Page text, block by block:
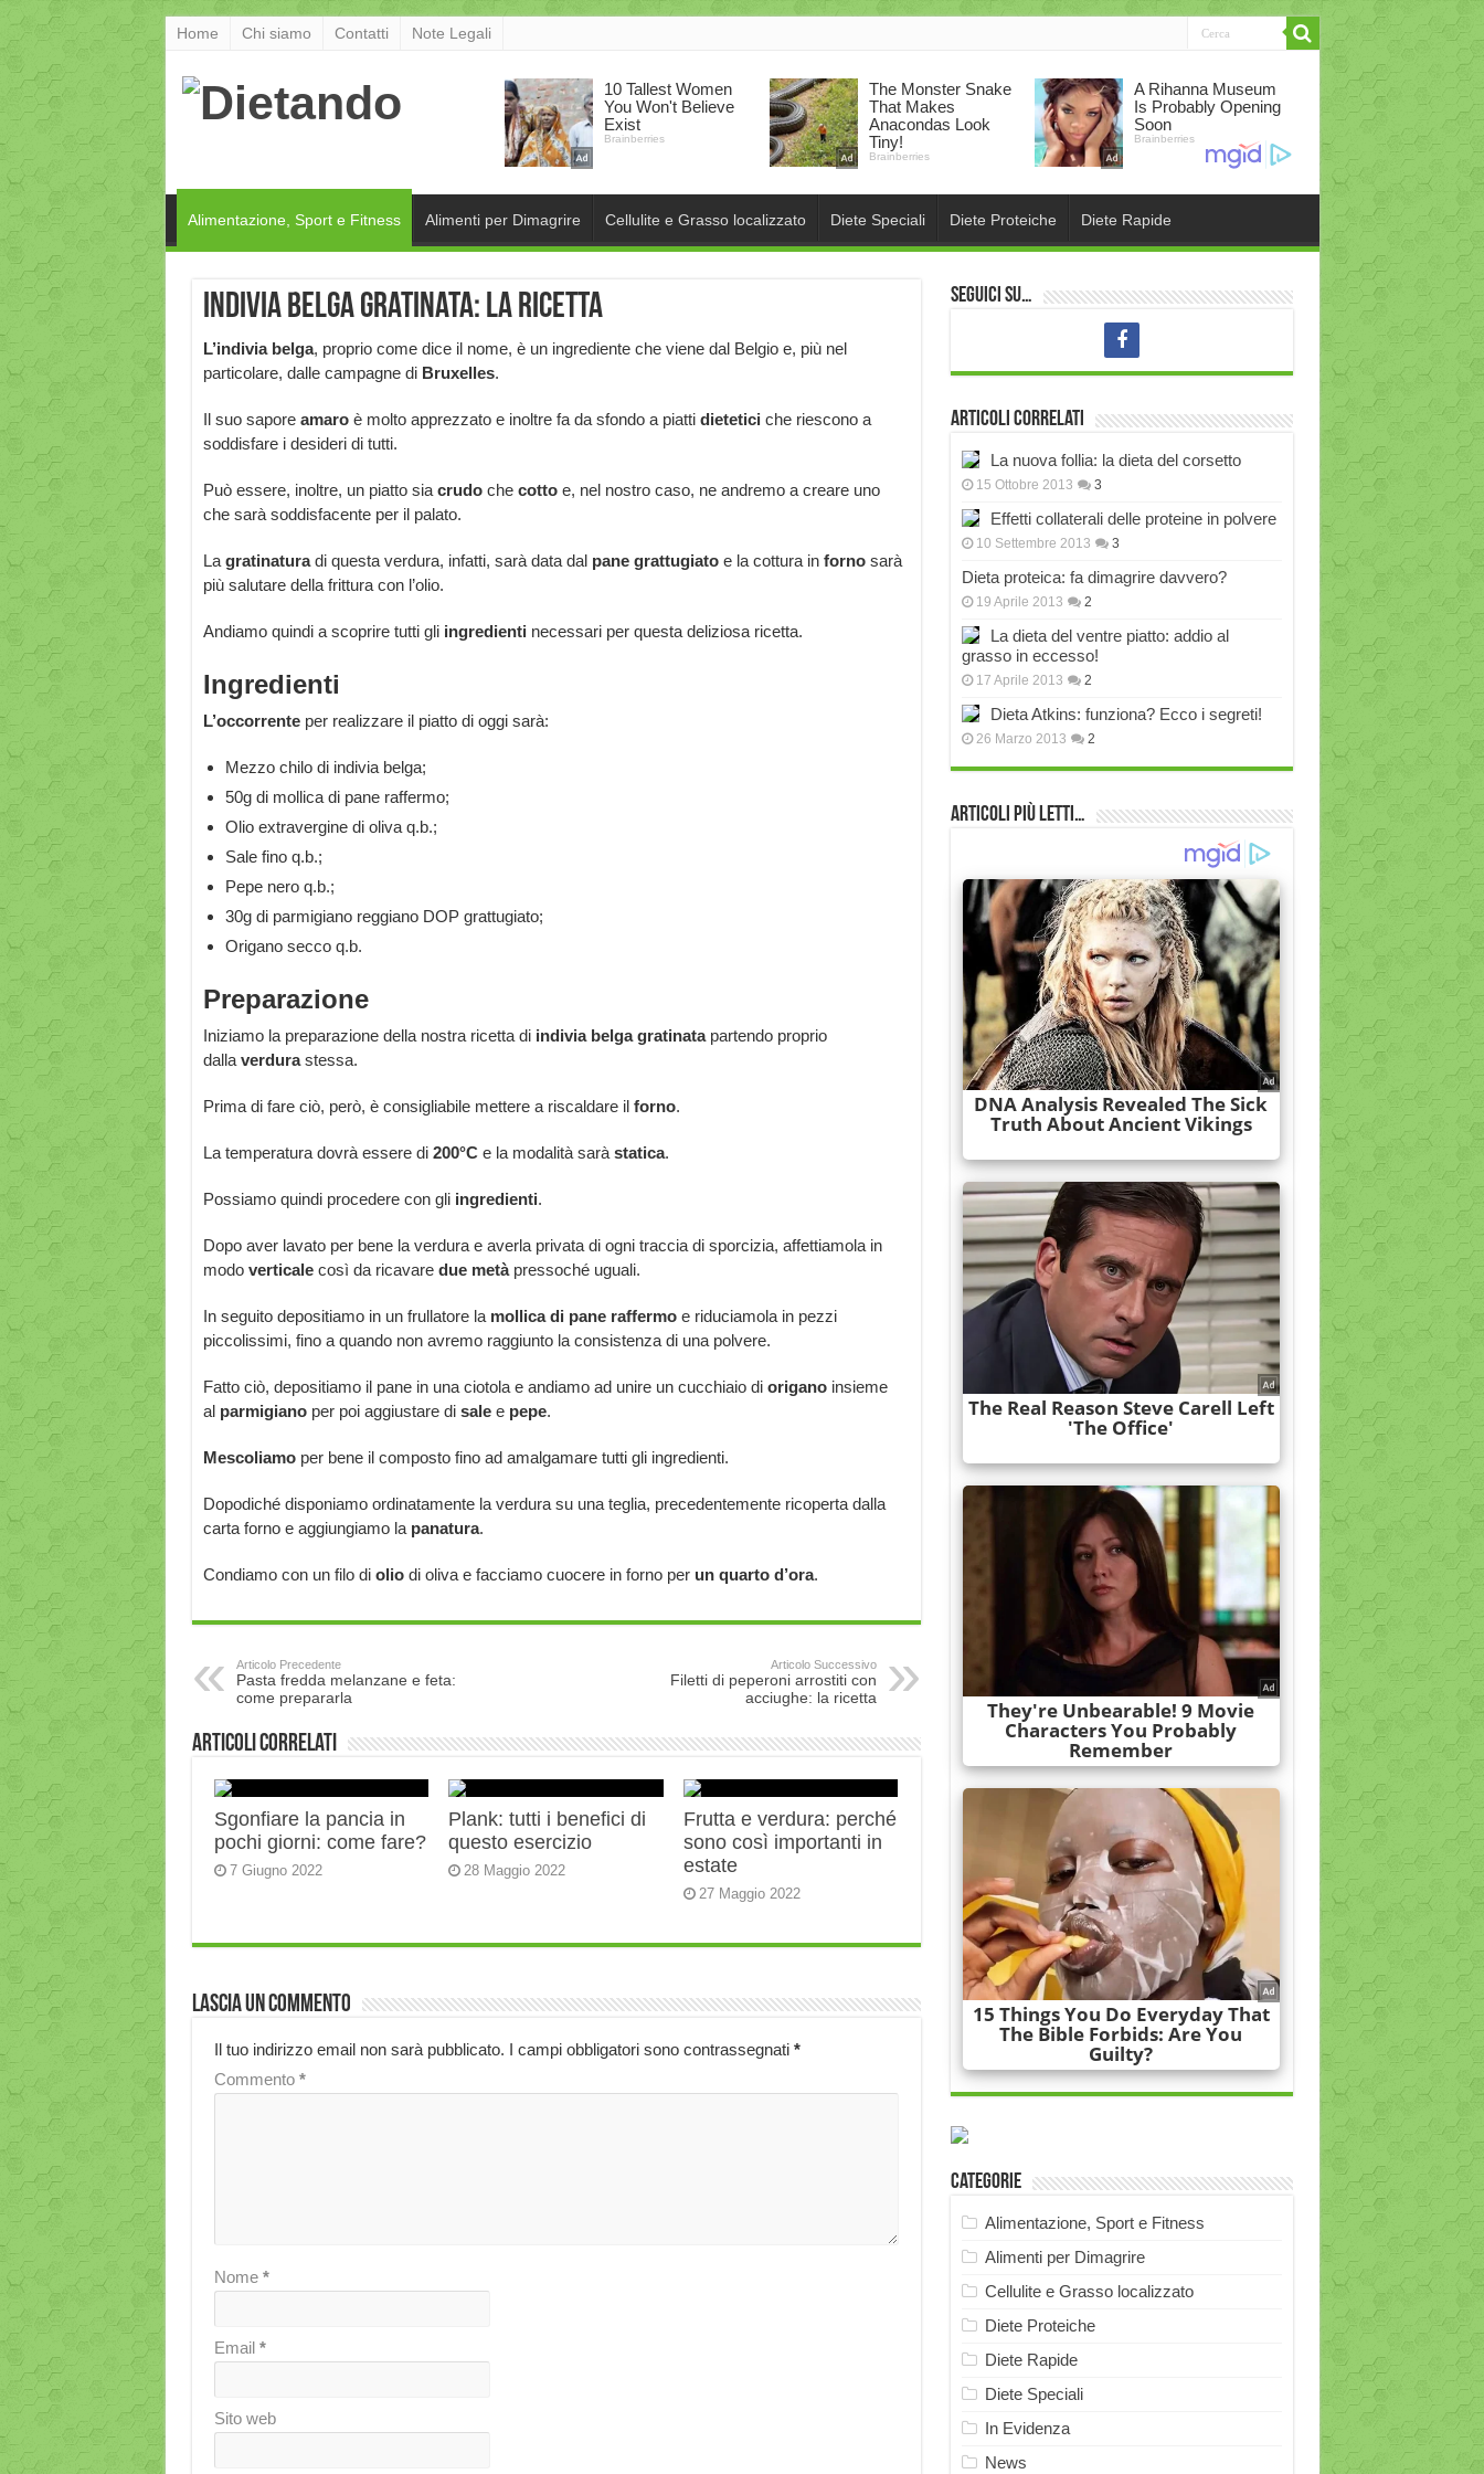
Home Chi siamo Contatti Note Legali
Alimentazione, Sport e Fitness Alimenti per Dimagrire Cellulite e Grasso localizzato Diete Speciali Diete Proteiche Diete Rapide
Indivia belga gratinata: la ricetta
L’indivia belga, proprio come dice il nome, è un ingrediente che viene dal Belgio e, più nel
particolare, dalle campagne di Bruxelles.
Il suo sapore amaroè molto apprezzato e inoltre fa da sfondo a piatti dietetici che riescono a
soddisfare i desideri di tutti.
Può essere, inoltre, un piatto sia crudoche cottoe, nel nostro caso, ne andremo a creare uno
che sarà soddisfacente per il palato.
La gratinaturadi questa verdura, infatti, sarà data dal pane grattugiatoe la cottura in fornosarà
più salutare della frittura con l’olio.
Andiamo quindi a scoprire tutti gli ingredienti necessari per questa deliziosa ricetta.
Ingredienti
L’occorrenteper realizzare il piatto di oggi sarà:
Mezzo chilo di indivia belga;
50g di mollica di pane raffermo;
Olio extravergine di oliva q.b.;
Sale fino q.b.;
Pepe nero q.b.;
30g di parmigiano reggiano DOP grattugiato;
Origano secco q.b.
Preparazione
Iniziamo la preparazione della nostra ricetta di indivia belga gratinatapartendo proprio
dalla verdurastessa.
Prima di fare ciò, però, è consigliabile mettere a riscaldare il forno.
La temperatura dovrà essere di 200°Ce la modalità sarà statica.
Possiamo quindi procedere con gli ingredienti.
Dopo aver lavato per bene la verdura e averla privata di ogni traccia di sporcizia, affettiamola in
modo verticalecosì da ricavare due metàpressoché uguali.
In seguito depositiamo in un frullatore la mollica di pane raffermoe riduciamola in pezzi
piccolissimi, fino a quando non avremo raggiunto la consistenza di una polvere.
Fatto ciò, depositiamo il pane in una ciotola e andiamo ad unire un cucchiaio di origanoinsieme
al parmigianoper poi aggiustare di salee pepe.
Mescoliamoper bene il composto fino ad amalgamare tutti gli ingredienti.
Dopodiché disponiamo ordinatamente la verdura su una teglia, precedentemente ricoperta dalla
carta forno e aggiungiamo la panatura.
Condiamo con un filo di oliodi oliva e facciamo cuocere in forno per un quarto d’ora.
Articolo Precedente
Pasta fredda melanzane e feta:
come prepararla
Articolo Successivo
Filetti di peperoni arrostiti con
acciughe: la ricetta
Articoli correlati
Sgonfiare la pancia in
pochi giorni: come fare?
7 Giugno 2022
Plank: tutti i benefici di
questo esercizio
28 Maggio 2022
Frutta e verdura: perché
sono così importanti in
estate
27 Maggio 2022
Lascia un commento
Il tuo indirizzo email non sarà pubblicato. I campi obbligatori sono contrassegnati *
Commento *
Nome *
Email *
Sito web
Seguici su…
Articoli correlati
La nuova follia: la dieta del corsetto
15 Ottobre 2013 3
Effetti collaterali delle proteine in polvere
10 Settembre 2013 3
Dieta proteica: fa dimagrire davvero?
19 Aprile 2013 2
La dieta del ventre piatto: addio al
grasso in eccesso!
17 Aprile 2013 2
Dieta Atkins: funziona? Ecco i segreti!
26 Marzo 2013 2
Articoli più Letti…
Categorie
Alimentazione, Sport e Fitness
Alimenti per Dimagrire
Cellulite e Grasso localizzato
Diete Proteiche
Diete Rapide
Diete Speciali
In Evidenza
News